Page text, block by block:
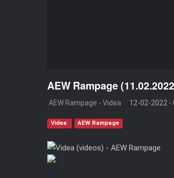
AEW Rampage
AEW Rampage - Videa 12-02-2022 -
Videa AEW Rampage